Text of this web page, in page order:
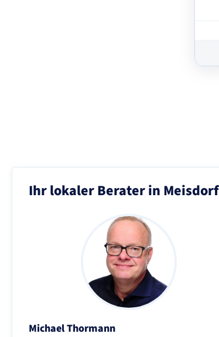
Ihr lokaler Berater in Meisdorf
Michael Thormann